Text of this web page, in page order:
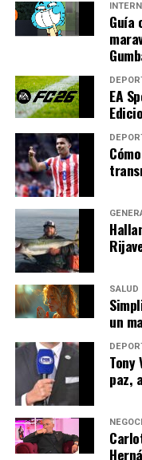
Las casas de
Barcelona, con
su victoria, mientras
Levante se
Posibles
Se espera que el
García, Ronald
Pedri, Gavi, Dani
Ferran Torres. Por
a Cuñat; Toljan, De la
Sánchez; Oriol Rey,
Iván Romero.
Con ambos equipos
la tabla, este
ver un Barcelona
buscará dar la
El resultado de este
clasificación
podría establecer el
Guía
EA
SALUD
un
Tony
paz,